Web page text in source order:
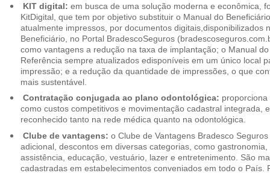
KIT digital: em busca de uma solução moderna e econômica,
KitDigital, que tem por objetivo substituir o Manual do
atualmente impressos, por documentos digitais,disponibilizados
Beneficiário, no Portal BradescoSeguros
como vantagens a redução na taxa de implantação; o Manual
Referência sempre atualizados edisponíveis em um único local
impressão; e a redução da quantidade de impressões, o que
mais sustentável.
Contratação conjugada ao plano odontológica:
como custos competitivos e movimentação cadastral integrada,
reconhecido tanto na rede médica quanto na odontológica.
Clube de vantagens: o Clube de Vantagens Bradesco
adicional, descontos em diversas categorias, como
assistência, educação, vestuário, lazer e entretenimento. São
cadastradas em estabelecimentos conveniados em todo o País.